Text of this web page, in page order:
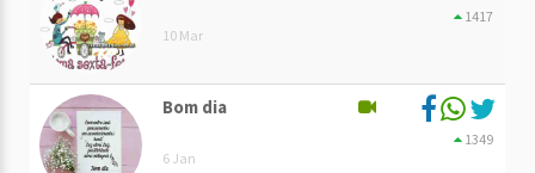
10 Mar
1417
Bom dia
6 Jan
1349